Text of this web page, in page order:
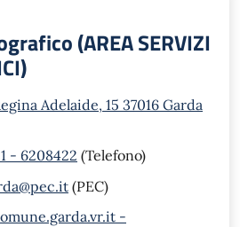
(AREA SERVIZI
Adelaide, 15 37016 Garda
- 6208422 (Telefono)
(PEC)
-